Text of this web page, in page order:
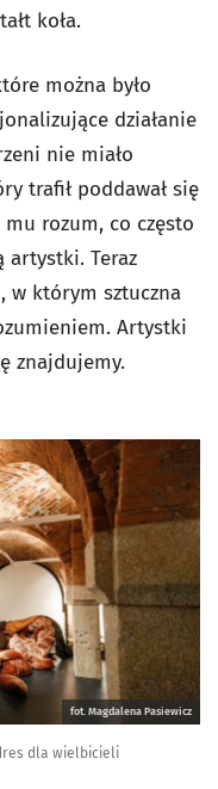
koła.
można było
działanie
nie miało
trafił poddawał się
rozum, co często
artystki. Teraz
w którym sztuczna
Artystki
znajdujemy.
fot. Magdalena Pasiewicz
dla wielbicieli